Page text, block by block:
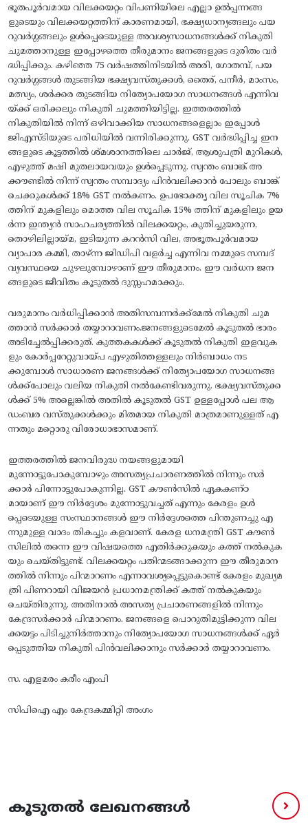
ഭൂതപൂർവമായ വിലക്കയറ്റം വിപണിയിലെ എല്ലാ ഉൽപ്പന്നങ്ങ
ളുടെയും വിലക്കയറ്റത്തിന് കാരണമായി, ഭക്ഷ്യധാന്യങ്ങലും പയ
റുവർഗ്ഗങ്ങലും ഉൾപ്പെടെയുള്ള അവശ്യസാധനങ്ങൾക്ക് നികുതി
ചുമത്താനുള്ള ഇപ്പോഴത്തെ തീരുമാനം ജനങ്ങളുടെ ദുരിതം വർ
ദ്ധിപ്പിക്കും. കഴിഞ്ഞ 75 വർഷത്തിനിടയിൽ അരി, ഗോതമ്പ്, പയ
റുവർഗ്ഗങ്ങൾ തുടങ്ങിയ ഭക്ഷ്യവസ്തുക്കൾ, തൈര്, പനീർ, മാംസം,
മത്സ്യം, ശർക്കര തുടങ്ങിയ നിത്യോപയോഗ സാധനങ്ങൾ എന്നിവ
യ്ക്ക് ഒരിക്കലും നികുതി ചുമത്തിയിട്ടില്ല. ഇത്തരത്തിൽ
നികുതിയിൽ നിന്ന് ഒഴിവാക്കിയ സാധനങ്ങളെല്ലാം ഇപ്പോൾ
ജിഎസ്ടിയുടെ പരിധിയിൽ വന്നിരിക്കുന്നു. GST വർദ്ധിപ്പിച്ച ഇന
ങ്ങളുടെ കൂട്ടത്തിൽ ശ്മശാനത്തിലെ ചാർജ്, ആശുപത്രി മുറികൾ,
എഴുത്ത് മഷി മുതലായവയും ഉൾപ്പെടുന്നു. സ്വന്തം ബാങ്ക് അ
ക്കൗണ്ടിൽ നിന്ന് സ്വന്തം സമ്പാദ്യം പിൻവലിക്കാൻ പോലും ബാങ്ക്
ചെക്കുകൾക്ക് 18% GST നൽകണം. ഉപഭോക്തൃ വില സൂചിക 7%
ത്തിന് മുകളിലും മൊത്ത വില സൂചിക 15% ത്തിന് മുകളിലും ഉയ
ർന്ന ഇന്ത്യൻ സാഹചര്യത്തിൽ വിലക്കയറ്റം, കുതിച്ചുയരുന്ന,
തൊഴിലില്ലായ്മ, ഇടിയുന്ന കറൻസി വില, അഭൂതപൂർവമായ
വ്യാപാര കമ്മി, താഴ്ന്ന ജിഡിപി വളർച്ച എന്നിവ നമ്മുടെ സമ്പദ്
വ്യവസ്ഥയെ ചുഴലുമ്പോഴാണ് ഈ തീരുമാനം. ഈ വർധന ജന
ങ്ങളുടെ ജീവിതം കൂടുതൽ ദുസ്സഹമാക്കും.
വരുമാനം വർധിപ്പിക്കാൻ അതിസമ്പന്നർക്ക്മേൽ നികുതി ചുമ
ത്താൻ സർക്കാർ തയ്യാറാവണം.ജനങ്ങളുടെമേൽ കൂടുതൽ ഭാരം
അടിച്ചേൽപ്പിക്കരുത്. കുത്തകകൾക്ക് കൂടുതൽ നികുതി ഇളവുക
ളും കോർപ്പറേറ്റുവായ്പ എഴുതിത്തള്ളലും നിർബാധം നട
ക്കുമ്പോൾ സാധാരണ ജനങ്ങൾക്ക് നിത്യോപയോഗ സാധനങ്ങ
ൾക്ക്പോലും വലിയ നികുതി നൽകേണ്ടിവരുന്നു. ഭക്ഷ്യവസ്തുക്ക
ൾക്ക് 5% അല്ലെങ്കിൽ അതിൽ കൂടുതൽ GST ഉള്ളപ്പോൾ പല ആ
ഡംബര വസ്തുക്കൾക്കും മിതമായ നികുതി മാത്രമാണുള്ളത് എ
ന്നതും മറ്റൊരു വിരോധാഭാസമാണ്.
ഇത്തരത്തിൽ ജനവിരുദ്ധ നയങ്ങളുമായി
മുന്നോട്ടുപോകുമ്പോഴും അസത്യപ്രചാരണത്തിൽ നിന്നും സർ
ക്കാർ പിന്നോട്ടുപോകുന്നില്ല. GST കൗൺസിൽ ഏകകണ്ഠ
മായാണ് ഈ നിർദ്ദേശം മുന്നോട്ടുവച്ചത് എന്നും കേരളം ഉൾ
പ്പെടെയുള്ള സംസ്ഥാനങ്ങൾ ഈ നിർദ്ദേശത്തെ പിന്തുണച്ചു എ
ന്നുമുള്ള വാദം തികച്ചും കളവാണ്. കേരള ധനമന്ത്രി GST കൗൺ
സിലിൽ തന്നെ ഈ വിഷയത്തെ എതിർക്കുകയും കത്ത് നൽകുക
യും ചെയ്തിട്ടുണ്ട്. വിലക്കയറ്റം പതിന്മടങ്ങാക്കുന്ന ഈ തീരുമാന
ത്തിൽ നിന്നും പിന്മാറണം എന്നാവശ്യപ്പെട്ടുകൊണ്ട് കേരളം മുഖ്യമ
ത്രി പിണറായി വിജയൻ പ്രധാനമന്ത്രിക്ക് കത്ത് നൽകുകയും
ചെയ്തിരുന്നു. അതിനാൽ അസത്യ പ്രചാരണങ്ങളിൽ നിന്നും
കേന്ദ്രസർക്കാർ പിന്മാറണം. ജനങ്ങളെ പൊറുതിമുട്ടിക്കുന്ന വില
ക്കയട്ടം പിടിച്ചുനിർത്താനും നിത്യോപയോഗ സാധനങ്ങൾക്ക് ഏർ
പ്പെടുത്തിയ നികുതി പിൻവലിക്കാനും സർക്കാർ തയ്യാറാവണം.
സ. എളമരം കരീം എംപി
സിപിഐ എം കേന്ദ്രകമ്മിറ്റി അംഗം
കൂടുതൽ ലേഖനങ്ങൾ